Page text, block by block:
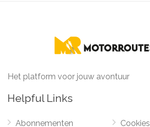
Het platform voor jouw avontuur
Helpful Links
Abonnementen Cookies